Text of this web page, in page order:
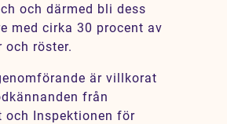
och därmed bli dess
med cirka 30 procent av
och röster.
är villkorat
från
och Inspektionen för